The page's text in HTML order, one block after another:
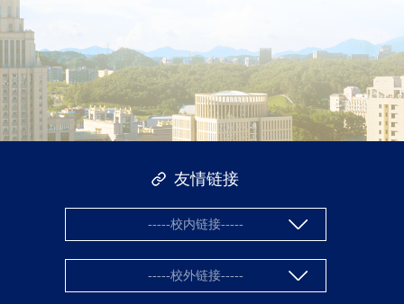
友情链接
-----校内链接-----
-----校外链接-----